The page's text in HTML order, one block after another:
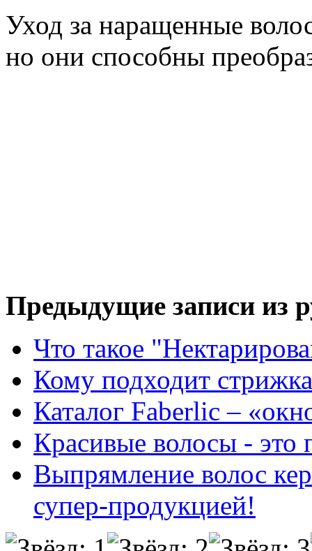
Уход за наращенные
но они способны
Предыдущие записи из
Что такое
Кому подходит
Каталог Faberlic –
Красивые волосы - это
Выпрямление волос
супер-продукцией!